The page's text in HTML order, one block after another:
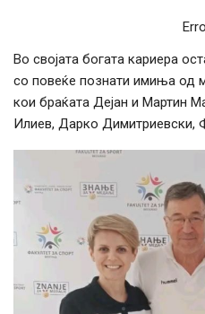
Во својата богата кариера
со повеќе познати имиња од
кои браќата Дејан и Мартин
Илиев, Дарко Димитриевски,